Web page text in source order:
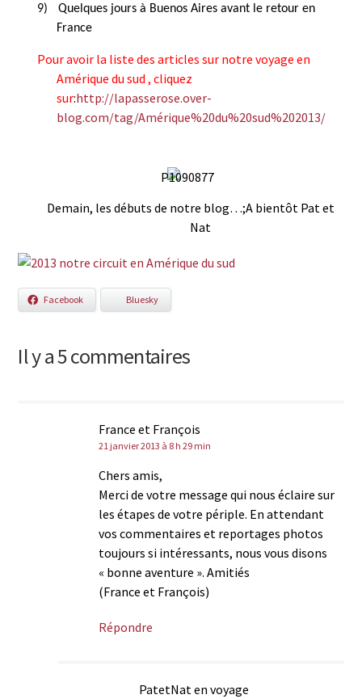
9)
Quelques jours à Buenos Aires avant le retour en
France
Pour avoir la liste des articles sur notre voyage en
Amérique du sud , cliquez
sur:http://lapasserose.over-
blog.com/tag/Amérique%20du%20sud%202013/
Demain, les débuts de notre blog…;A bientôt Pat et
Nat
Facebook Bluesky
Il y a 5 commentaires
France et François
21 janvier 2013 à 8 h 29 min
Chers amis,
Merci de votre message qui nous éclaire sur
les étapes de votre périple. En attendant
vos commentaires et reportages photos
toujours si intéressants, nous vous disons
« bonne aventure ». Amitiés
(France et François)
Répondre
PatetNat en voyage